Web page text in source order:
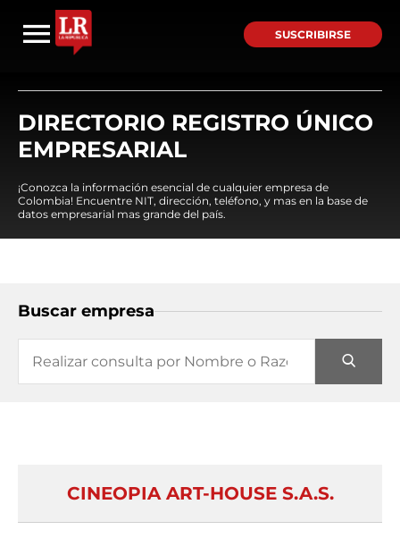
SUSCRIBIRSE
DIRECTORIO REGISTRO ÚNICO
EMPRESARIAL
¡Conozca la información esencial de cualquier empresa de
Colombia! Encuentre NIT, dirección, teléfono, y mas en la base de
datos empresarial mas grande del país.
Buscar empresa
CINEOPIA ART-HOUSE S.A.S.